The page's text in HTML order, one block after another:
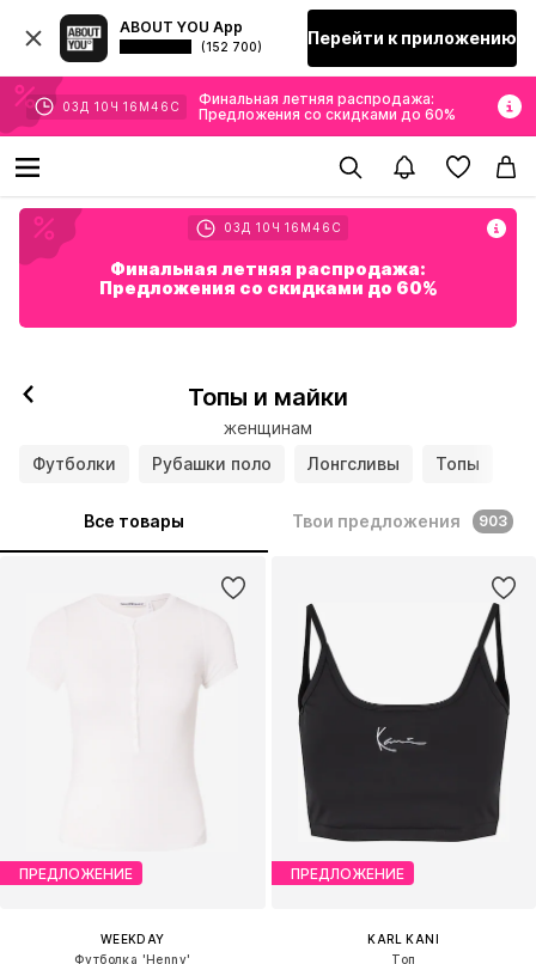
ABOUT YOU App
(152 700) Перейти к приложению
03 Д 10 Ч 16 М44 С
Финальная летняя распродажа:
Предложения со скидками до 60%
03 Д 10 Ч 16 М44 С
Финальная летняя распродажа:
Предложения со скидками до 60%
Топы и майки
женщинам
Футболки
Рубашки поло Лонгсливы Топы
Все товары Твои предложения 903
ПРЕДЛОЖЕНИЕ
WEEKDAY
Футболка 'Henny'
ПРЕДЛОЖЕНИЕ
KARL KANI
Топ